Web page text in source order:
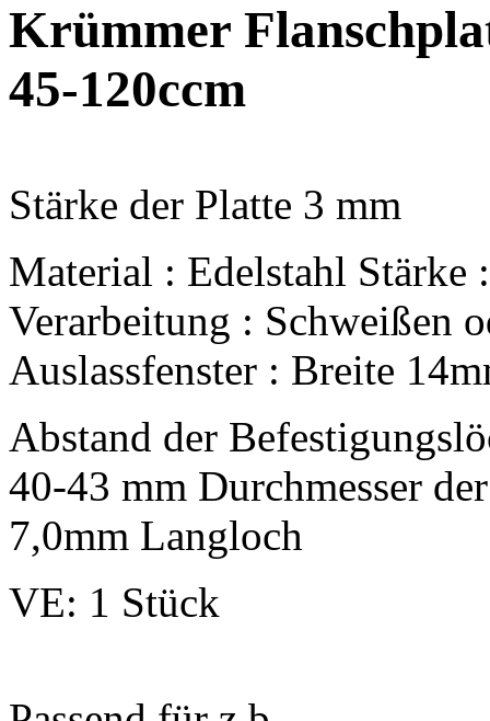
Krümmer
45-120ccm
Stärke der Platte 3 mm
Material : Edelstahl Stärke
Verarbeitung : Schweißen
Auslassfenster : Breite
Abstand der
40-43 mm Durchmesser
7,0mm Langloch
VE: 1 Stück